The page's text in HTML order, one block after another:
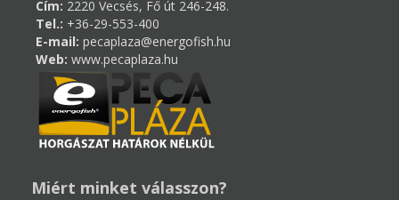
Cím: 2220 Vecsés, Fő út 246-248.
Tel.: +36-29-553-400
E-mail: pecaplaza@energofish.hu
Web: www.pecaplaza.hu
Miért minket válasszon?